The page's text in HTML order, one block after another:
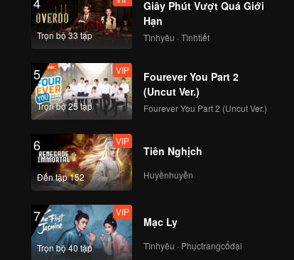
116 117
118
120
Trọn bộ 33 tập
Giây Phút Vượt Quá Giới
Hạn
Tìnhyêu · Tìnhtiết
5
Trọn bộ 25 tập
VIP
Fourever You Part 2
(Uncut Ver.)
Fourever You Part 2 (Uncut Ver.)
6
Đến tập 152
VIP
Tiên Nghịch
Huyềnhuyễn
7
Trọn bộ 40 tập
VIP
Mạc Ly
Tìnhyêu · Phụctrangcổđại